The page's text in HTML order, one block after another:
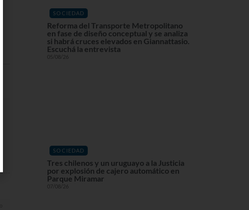
SOCIEDAD
Reforma del Transporte Metropolitano
en fase de diseño conceptual y se analiza
si habrá cruces elevados en Giannattasio.
Escuchá la entrevista
05/08/26
SOCIEDAD
Tres chilenos y un uruguayo a la Justicia
por explosión de cajero automático en
Parque Miramar
07/08/26